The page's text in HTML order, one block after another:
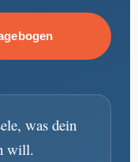
was dein
will.